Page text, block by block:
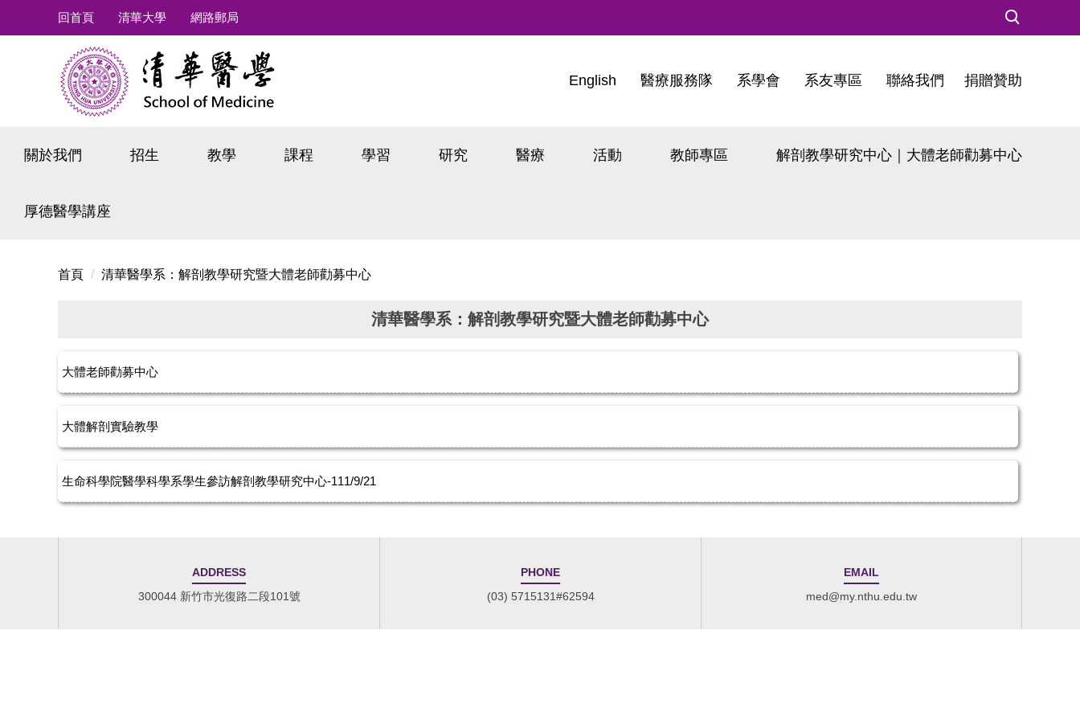
回首頁 清華大學 網路郵局
English 醫療服務隊 系學會 系友專區 聯絡我們 捐贈贊助
關於我們 招生 教學 課程 學習 研究 醫療 活動 教師專區 解剖教學研究中心｜大體老師勸募中心
厚德醫學講座
首頁 清華醫學系：解剖教學研究暨大體老師勸募中心
清華醫學系：解剖教學研究暨大體老師勸募中心
大體老師勸募中心
大體解剖實驗教學
生命科學院醫學科學系學生參訪解剖教學研究中心-111/9/21
ADDRESS
300044 新竹市光復路二段101號
PHONE
(03) 5715131#62594
EMAIL
med@my.nthu.edu.tw